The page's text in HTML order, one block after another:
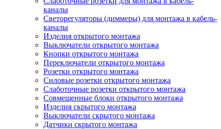
каналы
Светорегуляторы (диммеры) для монтажа в кабель-
каналы
Изделия открытого монтажа
Выключатели открытого монтажа
Кнопки открытого монтажа
Переключатели открытого монтажа
Розетки открытого монтажа
Силовые розетки открытого монтажа
Слаботочные розетки открытого монтажа
Совмещенные блоки открытого монтажа
Изделия скрытого монтажа
Выключатели скрытого монтажа
Датчики скрытого монтажа